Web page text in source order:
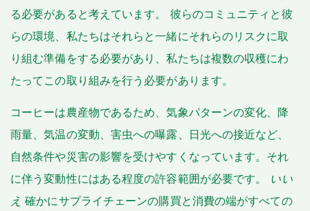
る必要があると考えています。 彼らのコミュニティと彼
らの環境、私たちはそれらと一緒にそれらのリスクに取
り組む準備をする必要があり、私たちは複数の収穫にわ
たってこの取り組みを行う必要があります。
コーヒーは農産物であるため、気象パターンの変化、降
雨量、気温の変動、害虫への曝露、日光への接近など、
自然条件や災害の影響を受けやすくなっています。それ
に伴う変動性にはある程度の許容範囲が必要です。 いい
え 確かにサプライチェーンの購買と消費の端がすべての